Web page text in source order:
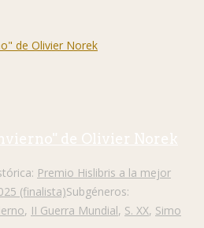
de Olivier Norek
Premio Hislibris a la mejor
(finalista)Subgéneros:
, II Guerra Mundial, S. XX, Simo